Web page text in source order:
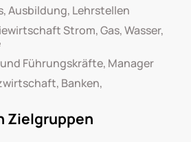
Ausbildung, Lehrstellen
Strom, Gas, Wasser,
Führungskräfte, Manager
Banken,
Zielgruppen